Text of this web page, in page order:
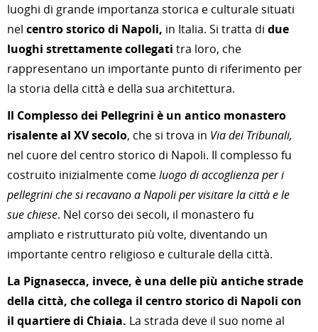
luoghi di grande importanza storica e culturale situati
nel centro storico di Napoli, in Italia. Si tratta di due
luoghi strettamente collegati tra loro, che
rappresentano un importante punto di riferimento per
la storia della città e della sua architettura.
Il Complesso dei Pellegrini è un antico monastero
risalente al XV secolo, che si trova in Via dei Tribunali,
nel cuore del centro storico di Napoli. Il complesso fu
costruito inizialmente comeluogo di accoglienza per i
pellegrini che si recavano a Napoli per visitare la città e le
sue chiese. Nel corso dei secoli, il monastero fu
ampliato e ristrutturato più volte, diventando un
importante centro religioso e culturale della città.
La Pignasecca, invece, è una delle più antiche strade
della città, che collega il centro storico di Napoli con
il quartiere di Chiaia. La strada deve il suo nome al